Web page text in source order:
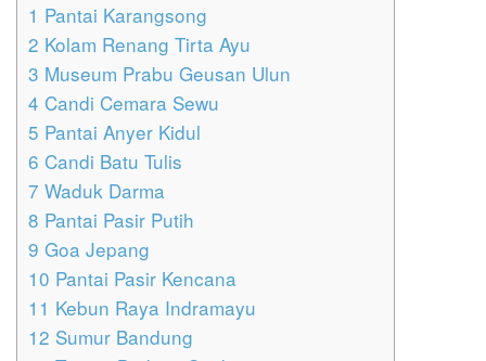
1 Pantai Karangsong
2 Kolam Renang Tirta Ayu
3 Museum Prabu Geusan Ulun
4 Candi Cemara Sewu
5 Pantai Anyer Kidul
6 Candi Batu Tulis
7 Waduk Darma
8 Pantai Pasir Putih
9 Goa Jepang
10 Pantai Pasir Kencana
11 Kebun Raya Indramayu
12 Sumur Bandung